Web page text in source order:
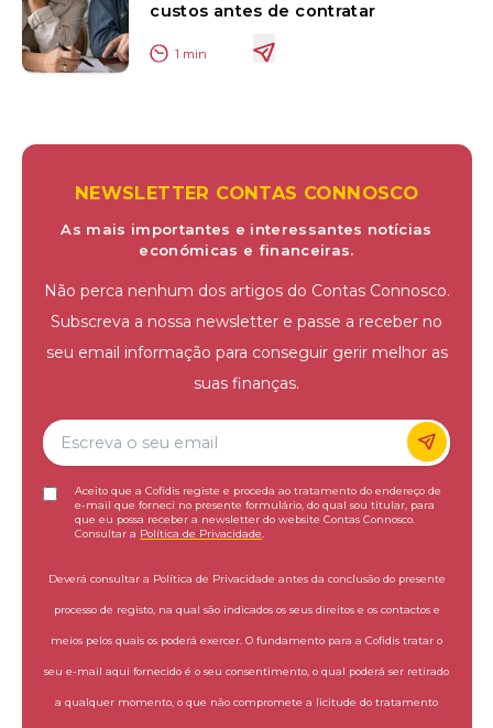
custos antes de contratar
1 min
NEWSLETTER CONTAS CONNOSCO
As mais importantes e interessantes notícias
económicas e financeiras.
Não perca nenhum dos artigos do Contas Connosco.
Subscreva a nossa newsletter e passe a receber no
seu email informação para conseguir gerir melhor as
suas finanças.
Aceito que a Cofidis registe e proceda ao tratamento do endereço de
e-mail que forneci no presente formulário, do qual sou titular, para
que eu possa receber a newsletter do website Contas Connosco.
Consultar a Política de Privacidade
Deverá consultar a Política de Privacidade antes da conclusão do presente
processo de registo, na qual são indicados os seus direitos e os contactos e
meios pelos quais os poderá exercer. O fundamento para a Cofidis tratar o
seu e-mail aqui fornecido é o seu consentimento, o qual poderá ser retirado
a qualquer momento, o que não compromete a licitude do tratamento